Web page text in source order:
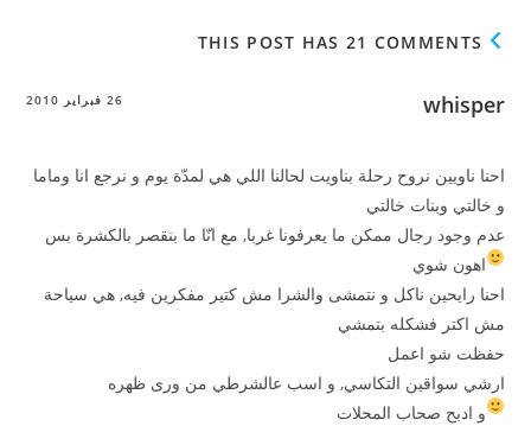
THIS POST HAS 21 COMMENTS
whisper 26 فبراير 2010
احنا ناويين نروح رحلة بناويت لحالنا اللي هي لمدّة يوم و نرجع انا وماما
و خالتي وبنات خالتي
عدم وجود رجال ممكن ما يعرفونا غربا, مع انّا ما بنقصر بالكشرة بس
اهون شوي
احنا رايحين ناكل و نتمشى والشرا مش كتير مفكرين فيه, هي سياحة
مش اكتر فشكله بتمشي
حفظت شو اعمل
ارشي سواقين التكاسي, و اسب عالشرطي من ورى ظهره
و ادبح صحاب المحلات